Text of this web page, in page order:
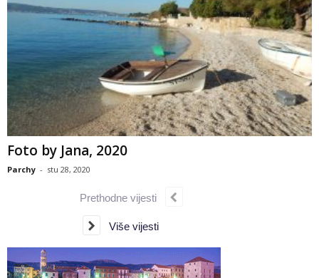
Foto by Jana, 2020
Parchy - stu 28, 2020
Prethodne vijesti
Više vijesti